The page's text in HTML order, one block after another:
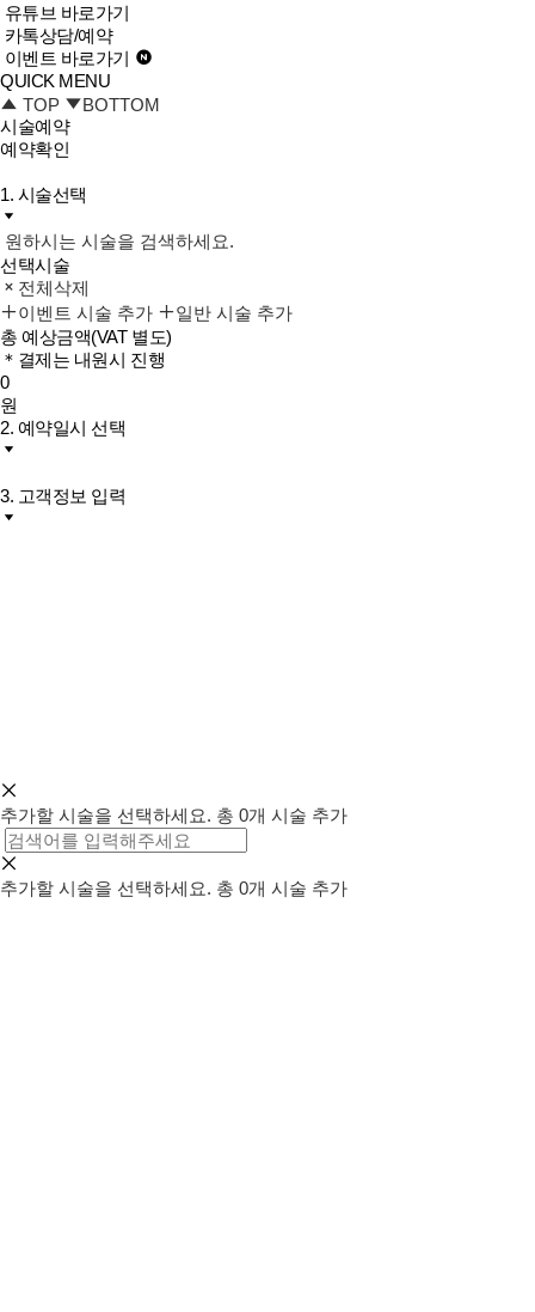
유튜브 바로가기
카톡상담/예약
이벤트 바로가기
QUICK MENU
TOP
BOTTOM
시술예약
예약확인
1. 시술선택
원하시는 시술을 검색하세요.
선택시술
전체삭제
이벤트 시술 추가
일반 시술 추가
총 예상금액(VAT 별도)
＊결제는 내원시 진행
0
원
2. 예약일시 선택
3. 고객정보 입력
추가할 시술을 선택하세요. 총 0개 시술 추가
추가할 시술을 선택하세요. 총 0개 시술 추가